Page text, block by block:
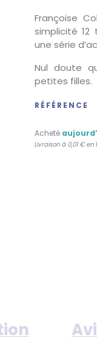
Françoise
simplicité
une série
Nul doute
petites filles.
RÉFÉRENCE
Acheté
Livraison à 0,01 €